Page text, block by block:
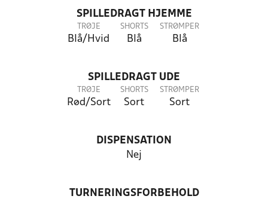
SPILLEDRAGT HJEMME
TRØJE
Blå/Hvid
SHORTS
Blå
STRØMPER
Blå
SPILLEDRAGT UDE
TRØJE
Rød/Sort
SHORTS
Sort
STRØMPER
Sort
DISPENSATION
Nej
TURNERINGSFORBEHOLD